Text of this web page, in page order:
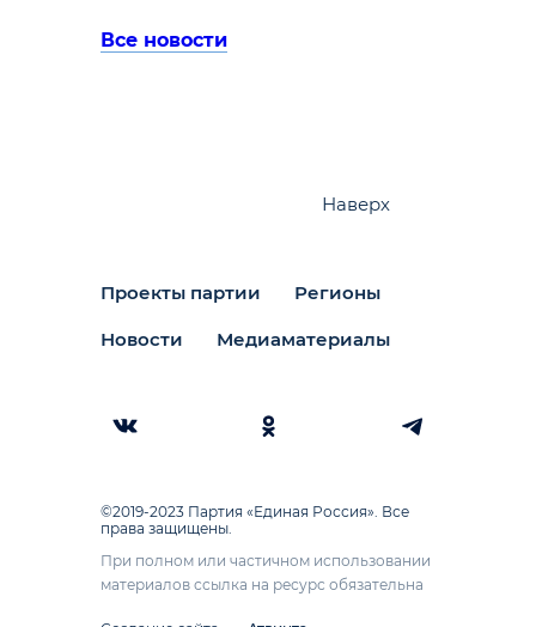
Все новости
Проекты партии Регионы
Новости Медиаматериалы
Наверх
©2019-2023 Партия «Единая Россия». Все
права защищены.
При полном или частичном использовании
материалов ссылка на ресурс обязательна